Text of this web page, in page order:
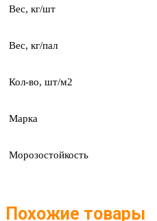
Вес, кг/шт
Вес, кг/пал
Кол-во, шт/м2
Марка
Морозостойкость
Похожие товары